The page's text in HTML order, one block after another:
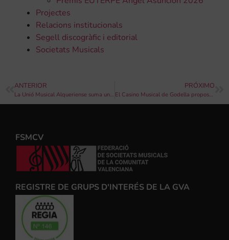
Projectes
Relacions institucionals
Segell discogràfic i editorial
Societats Musicals
ANTERIOR
La Unió Musical Alqueriense suma una experiència internacional a la seua història
PRÓXIMO
El Casino Musical de Godella proposa el cicle “Descobrint l’òpera”
FSMCV
REGISTRE DE GRUPS D'INTERÉS DE LA GVA